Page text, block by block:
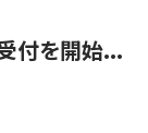
付を開始...